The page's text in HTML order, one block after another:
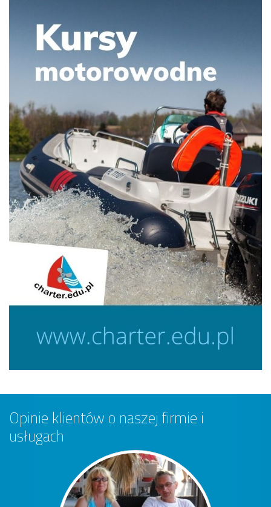
Opinie klientów o naszej firmie i
usługach